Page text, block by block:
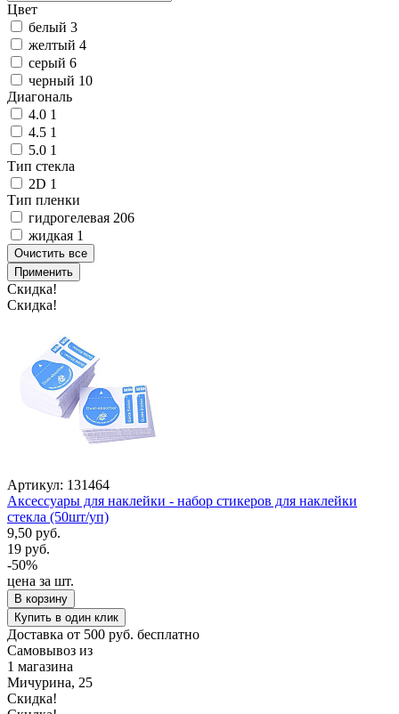
Цвет
белый 3
желтый 4
серый 6
черный 10
Диагональ
4.0 1
4.5 1
5.0 1
Тип стекла
2D 1
Тип пленки
гидрогелевая 206
жидкая 1
Очистить все
Применить
Скидка!
Скидка!
Артикул: 131464
Аксессуары для наклейки - набор стикеров для наклейки
стекла (50шт/уп)
9,50 руб.
19 руб.
-50%
цена за шт.
В корзину
Купить в один клик
Доставка от 500 руб. бесплатно
Самовывоз из
1 магазина
Мичурина, 25
Скидка!